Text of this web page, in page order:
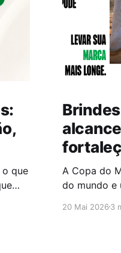
o que
A Copa do
do mundo e
20 Mai 20263